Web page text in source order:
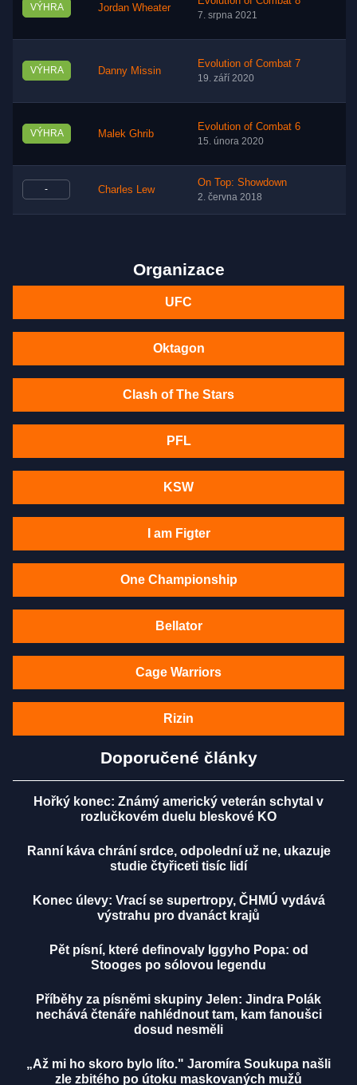
VÝHRA Jordan Wheater
7. srpna 2021
VÝHRA Danny Missin
Evolution of Combat 7
19. září 2020
VÝHRA Malek Ghrib
Evolution of Combat 6
15. února 2020
- Charles Lew
On Top: Showdown
2. června 2018
Organizace
UFC
Oktagon
Clash of The Stars
PFL
KSW
I am Figter
One Championship
Bellator
Cage Warriors
Rizin
Doporučené články
Hořký konec: Známý americký veterán schytal v
rozlučkovém duelu bleskové KO
Ranní káva chrání srdce, odpolední už ne, ukazuje
studie čtyřiceti tisíc lidí
Konec úlevy: Vrací se supertropy, ČHMÚ vydává
výstrahu pro dvanáct krajů
Pět písní, které definovaly Iggyho Popa: od
Stooges po sólovou legendu
Příběhy za písněmi skupiny Jelen: Jindra Polák
nechává čtenáře nahlédnout tam, kam fanoušci
dosud nesměli
„Až mi ho skoro bylo líto." Jaromíra Soukupa našli
zle zbitého po útoku maskovaných mužů